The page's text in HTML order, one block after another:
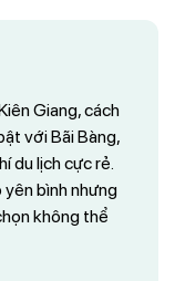
Giang, cách
với Bãi Bàng,
du lịch cực rẻ.
bình nhưng
không thể